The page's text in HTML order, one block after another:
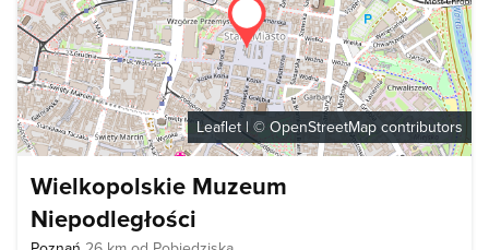
Leaflet| © OpenStreetMap contributors
Wielkopolskie Muzeum
Niepodległości